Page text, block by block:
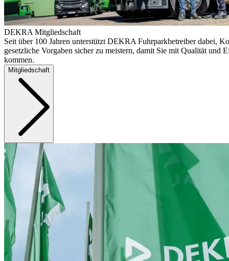
DEKRA Mitgliedschaft
Seit über 100 Jahren unterstützt DEKRA Fuhrparkbetreiber dabei,
gesetzliche Vorgaben sicher zu meistern, damit Sie mit Qualität und
kommen.
Mitgliedschaft